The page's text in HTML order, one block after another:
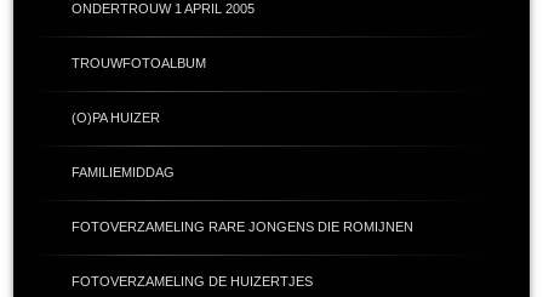
ONDERTROUW 1 APRIL 2005
TROUWFOTOALBUM
(O)PA HUIZER
FAMILIEMIDDAG
FOTOVERZAMELING RARE JONGENS DIE ROMIJNEN
FOTOVERZAMELING DE HUIZERTJES